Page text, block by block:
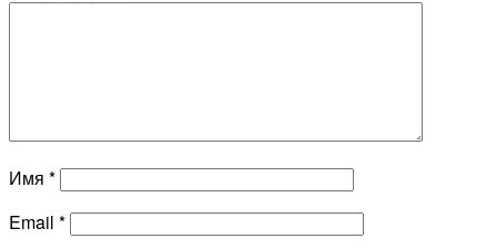
Имя *
Email *